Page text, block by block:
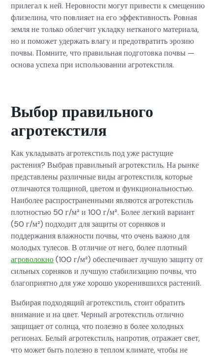
прилегал к ней. Неровности могут привести к смещению
флизелина, что повлияет на его эффективность. Ровная
земля не только облегчит укладку нетканого материала,
но и поможет удержать влагу и предотвратить эрозию
почвы. Помните, что правильная подготовка почвы —
основа успеха при использовании агротекстиля.
Выбор правильного
агротекстиля
Как укладывать агротекстиль под уже растущие
растения? Выбрав правильный агротекстиль. На рынке
представлены различные виды агротекстиля, которые
отличаются толщиной, цветом и функциональностью.
Наиболее распространенными являются агротекстиль
плотностью 50 г/м² и 100 г/м². Более легкий вариант
(50 г/м²) подходит для защиты от сорняков и
поддержания влажности почвы, что очень важно для
молодых тулесов. В отличие от него, более плотный
агроволокно(100 г/м²) обеспечивает лучшую защиту от
сильных сорняков и лучшую стабилизацию почвы, что
благоприятно для уже хорошо укоренившихся растений.
Выбирая подходящий агротекстиль, стоит обратить
внимание и на цвет. Черный агротекстиль отлично
защищает от солнца, что полезно в более холодных
регионах. Белый агротекстиль, напротив, отражает свет,
что может быть полезно в теплом климате, чтобы не